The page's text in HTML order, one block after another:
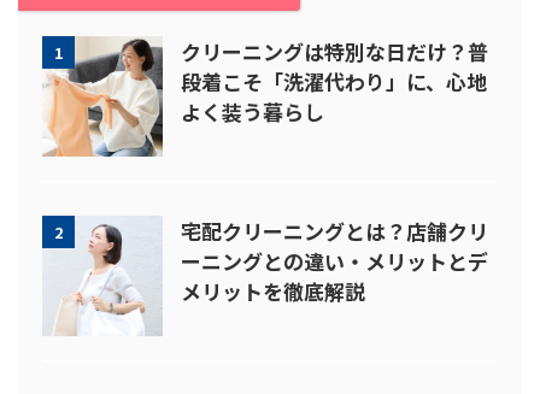
1
クリーニングは特別な日だけ？普
段着こそ「洗濯代わり」に、心地
よく装う暮らし
2
宅配クリーニングとは？店舗クリ
ーニングとの違い・メリットとデ
メリットを徹底解説